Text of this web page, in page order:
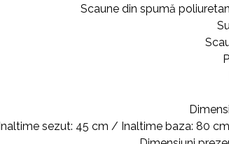
Scaune din spumă
Inaltime sezut: 45 cm / Inaltime baza: 80